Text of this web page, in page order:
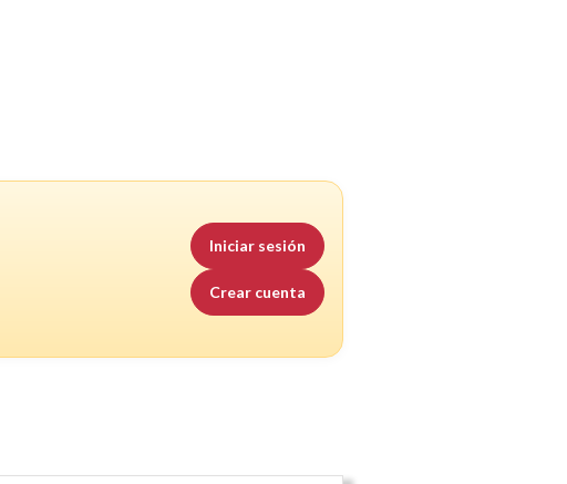
Iniciar sesión
Crear cuenta